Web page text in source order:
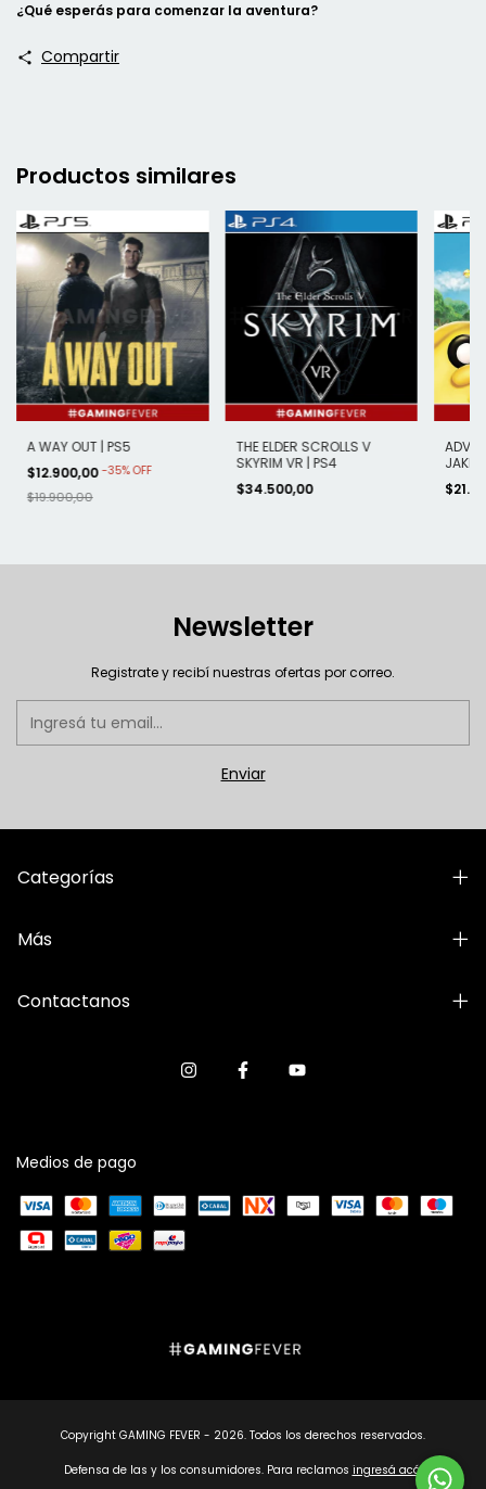
¿Qué esperás para comenzar la aventura?
Compartir
Productos similares
A WAY OUT | PS5
$12.900,00 -35%OFF
$19.900,00
THE ELDER SCROLLS V
SKYRIM VR | PS4
$34.500,00
JAKE
PS5
Newsletter
Registrate y recibí nuestras ofertas por correo.
Categorías
Más
Contactanos
Medios de pago
Copyright GAMING FEVER - 2026. Todos los derechos reservados.
Defensa de las y los consumidores. Para reclamos ingresá acá.